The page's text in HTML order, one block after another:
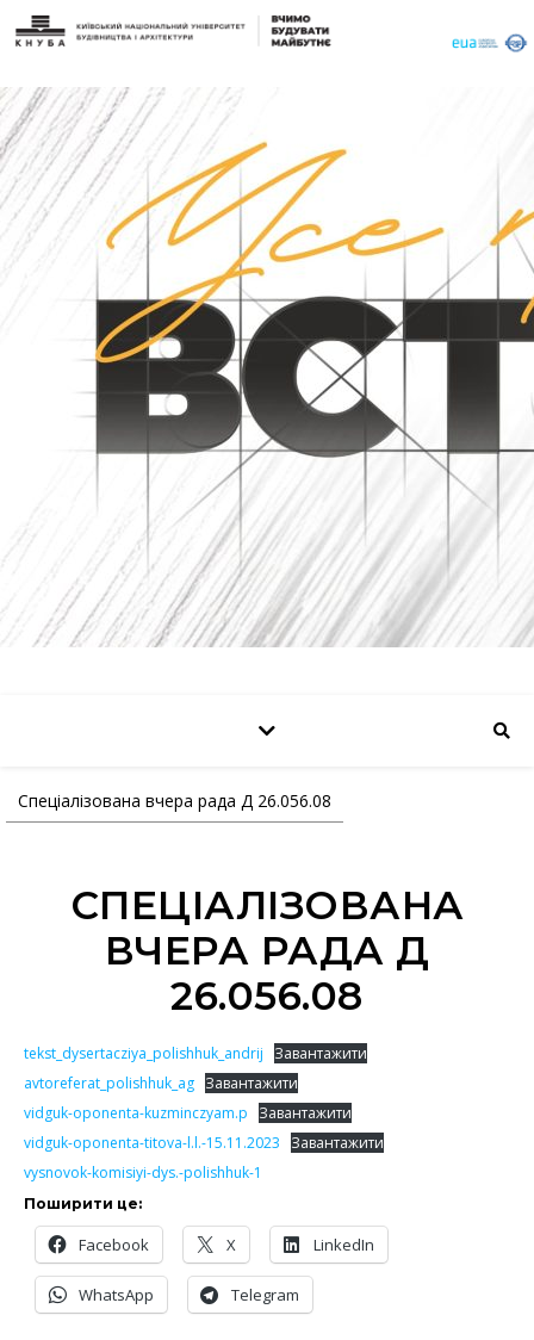
Спеціалізована вчера рада Д 26.056.08
СПЕЦІАЛІЗОВАНА
ВЧЕРА РАДА Д
26.056.08
tekst_dysertacziya_polishhuk_andrij
Завантажити
avtoreferat_polishhuk_ag Завантажити
vidguk-oponenta-kuzminczyam.p
Завантажити
vidguk-oponenta-titova-l.l.-15.11.2023
Завантажити
vysnovok-komisiyi-dys.-polishhuk-1
Поширити це:
Facebook X LinkedIn
WhatsApp Telegram